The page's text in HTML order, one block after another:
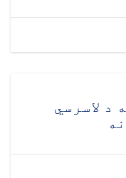
ته د لاسرسي